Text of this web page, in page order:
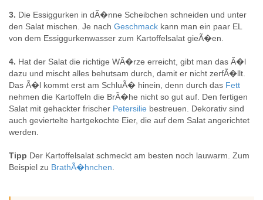
3. Die Essiggurken in dÃ�nne Scheibchen schneiden und unter
den Salat mischen. Je nach Geschmack kann man ein paar EL
von dem Essiggurkenwasser zum Kartoffelsalat gieÃ�en.
4. Hat der Salat die richtige WÃ�rze erreicht, gibt man das Ã�l
dazu und mischt alles behutsam durch, damit er nicht zerfÃ�llt.
Das Ã�l kommt erst am SchluÃ� hinein, denn durch das Fett
nehmen die Kartoffeln die BrÃ�he nicht so gut auf. Den fertigen
Salat mit gehackter frischer Petersilie bestreuen. Dekorativ sind
auch geviertelte hartgekochte Eier, die auf dem Salat angerichtet
werden.
Tipp Der Kartoffelsalat schmeckt am besten noch lauwarm. Zum
Beispiel zu BrathÃ�hnchen